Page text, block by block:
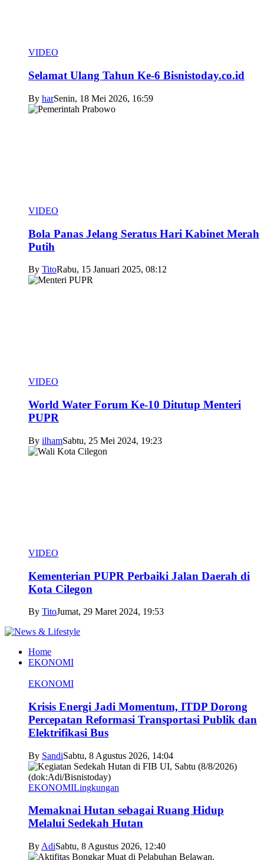
VIDEO
Selamat Ulang Tahun Ke-6 Bisnistoday.co.id
By harSenin, 18 Mei 2026, 16:59
VIDEO
Bola Panas Jelang Seratus Hari Kabinet Merah
Putih
By TitoRabu, 15 Januari 2025, 08:12
VIDEO
World Water Forum Ke-10 Ditutup Menteri
PUPR
By ilhamSabtu, 25 Mei 2024, 19:23
VIDEO
Kementerian PUPR Perbaiki Jalan Daerah di
Kota Cilegon
By TitoJumat, 29 Maret 2024, 19:53
Home
EKONOMI
EKONOMI
Krisis Energi Jadi Momentum, ITDP Dorong
Percepatan Reformasi Transportasi Publik dan
Elektrifikasi Bus
By SandiSabtu, 8 Agustus 2026, 14:04
EKONOMILingkungan
Memaknai Hutan sebagai Ruang Hidup
Melalui Sedekah Hutan
By AdiSabtu, 8 Agustus 2026, 12:40